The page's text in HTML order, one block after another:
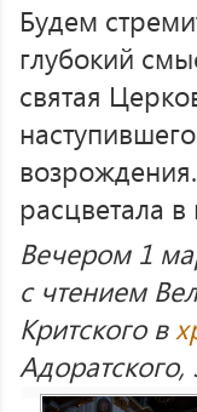
Будем
глубокий
святая
расцветала
Вечером 1
с чтением
Критского в